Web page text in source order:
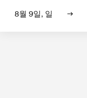
8월 9일, 일